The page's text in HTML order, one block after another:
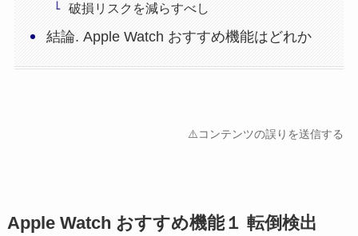
破損リスクを減らすべし
結論. Apple Watch おすすめ機能はどれか
⚠️コンテンツの誤りを送信する
Apple Watch おすすめ機能１ 転倒検出